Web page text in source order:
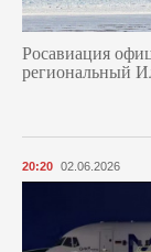
Росавиация
региональный
20:20 02.06.2026